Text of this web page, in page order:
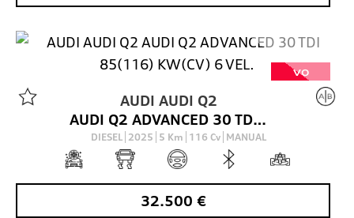
VO
AUDI AUDI Q2
AUDI Q2 ADVANCED 30 TDI 85(116) KW(CV) 6 VEL.
DIESEL 2025 5 Km 116 Cv MANUAL
32.500 €